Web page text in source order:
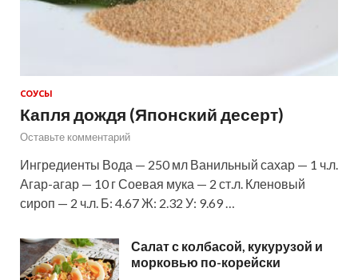
СОУСЫ
Капля дождя (Японский десерт)
Оставьте комментарий
Ингредиенты Вода — 250 мл Ванильный сахар — 1 ч.л.
Агар-агар — 10 г Соевая мука — 2 ст.л. Кленовый
сироп — 2 ч.л. Б: 4.67 Ж: 2.32 У: 9.69 …
Салат с колбасой, кукурузой и
морковью по-корейски